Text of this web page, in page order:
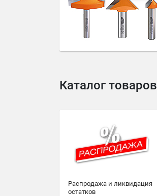
Каталог товаров
Распродажа и ликвидация
остатков